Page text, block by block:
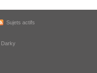
Sujets actifs
Darky